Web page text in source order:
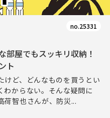
no.25331
部屋でもスッキリ収納！
ト
けど、どんなものを買うとい
わからない。そんな疑問に
荷智也さんが、防災...